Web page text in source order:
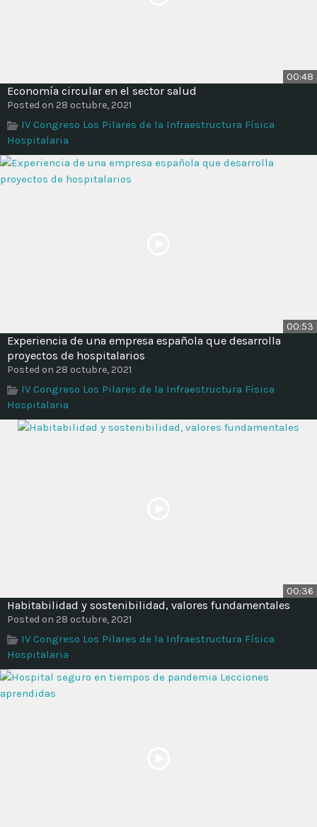
00:48
Economía circular en el sector salud
Posted on 28 octubre, 2021
IV Congreso Los Pilares de la Infraestructura Física
Hospitalaria
00:53
Experiencia de una empresa española que desarrolla
proyectos de hospitalarios
Posted on 28 octubre, 2021
IV Congreso Los Pilares de la Infraestructura Física
Hospitalaria
00:36
Habitabilidad y sostenibilidad, valores fundamentales
Posted on 28 octubre, 2021
IV Congreso Los Pilares de la Infraestructura Física
Hospitalaria